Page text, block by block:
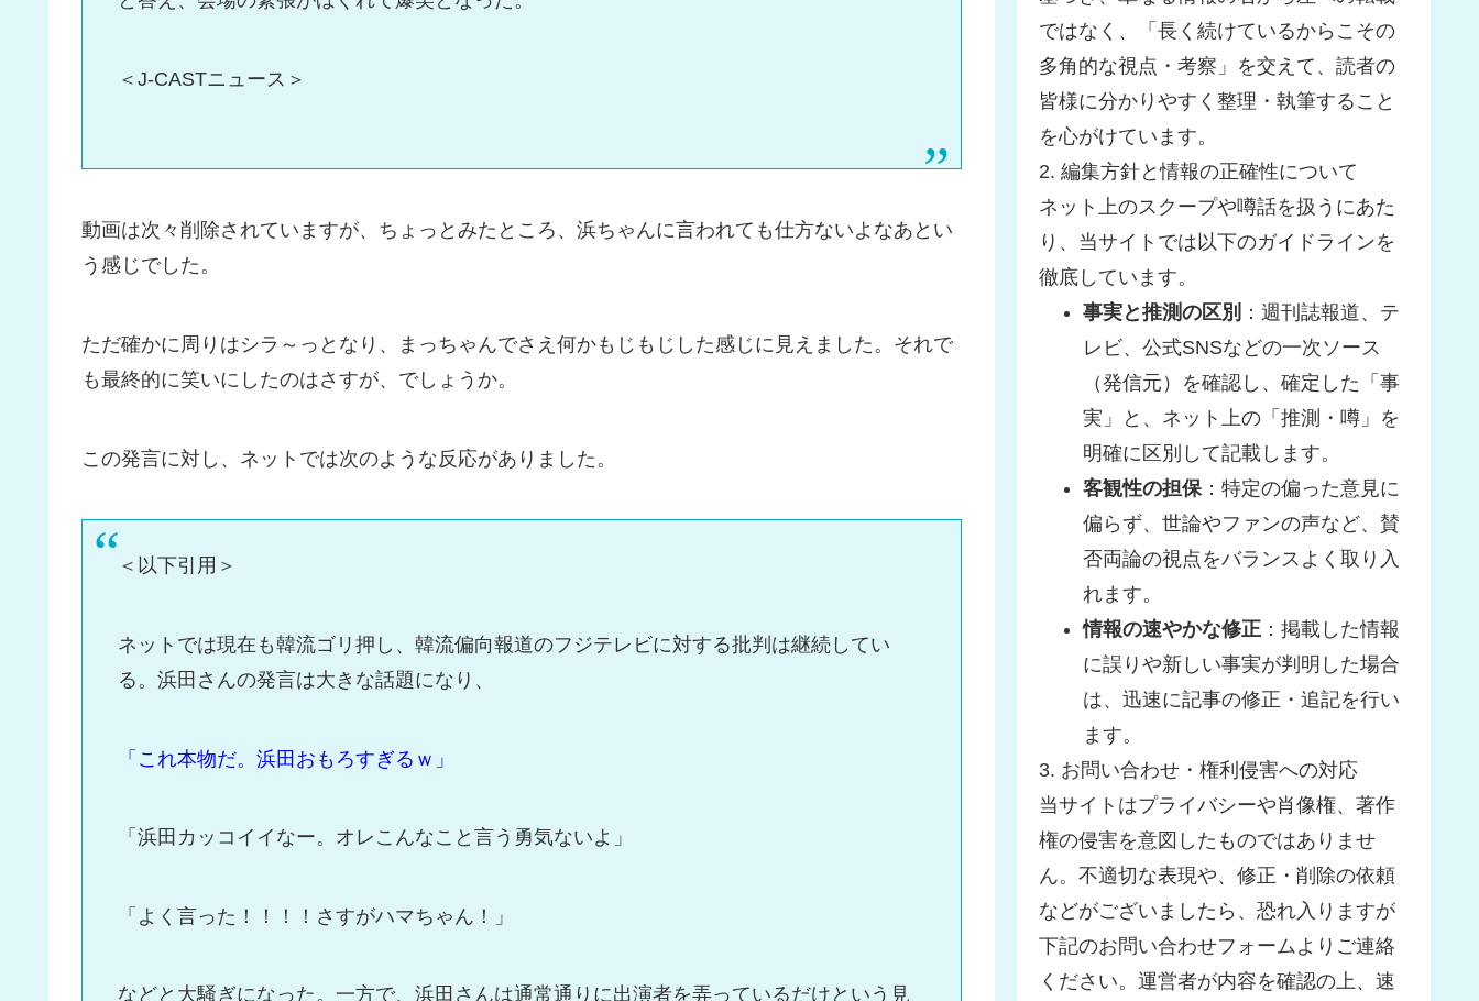
＜J-CASTニュース＞
動画は次々削除されていますが、ちょっとみたところ、浜ちゃんに言われても仕方ないよなあとい
う感じでした。
ただ確かに周りはシラ～っとなり、まっちゃんでさえ何かもじもじした感じに見えました。それで
も最終的に笑いにしたのはさすが、でしょうか。
この発言に対し、ネットでは次のような反応がありました。
＜以下引用＞
ネットでは現在も韓流ゴリ押し、韓流偏向報道のフジテレビに対する批判は継続してい
る。浜田さんの発言は大きな話題になり、
「これ本物だ。浜田おもろすぎるｗ」
「浜田カッコイイなー。オレこんなこと言う勇気ないよ」
「よく言った！！！！さすがハマちゃん！」
などと大騒ぎになった。一方で、浜田さんは通常通りに出演者を弄っているだけという見
ではなく、「長く続けているからこその
多角的な視点・考察」を交えて、読者の
皆様に分かりやすく整理・執筆すること
を心がけています。
2. 編集方針と情報の正確性について
ネット上のスクープや噂話を扱うにあた
り、当サイトでは以下のガイドラインを
徹底しています。
事実と推測の区別 ：週刊誌報道、テ
レビ、公式SNSなどの一次ソース
（発信元）を確認し、確定した「事
実」と、ネット上の「推測・噂」を
明確に区別して記載します。
客観性の担保 ：特定の偏った意見に
偏らず、世論やファンの声など、賛
否両論の視点をバランスよく取り入
れます。
情報の速やかな修正 ：掲載した情報
に誤りや新しい事実が判明した場合
は、迅速に記事の修正・追記を行い
ます。
3. お問い合わせ・権利侵害への対応
当サイトはプライバシーや肖像権、著作
権の侵害を意図したものではありませ
ん。不適切な表現や、修正・削除の依頼
などがございましたら、恐れ入りますが
下記のお問い合わせフォームよりご連絡
ください。運営者が内容を確認の上、速